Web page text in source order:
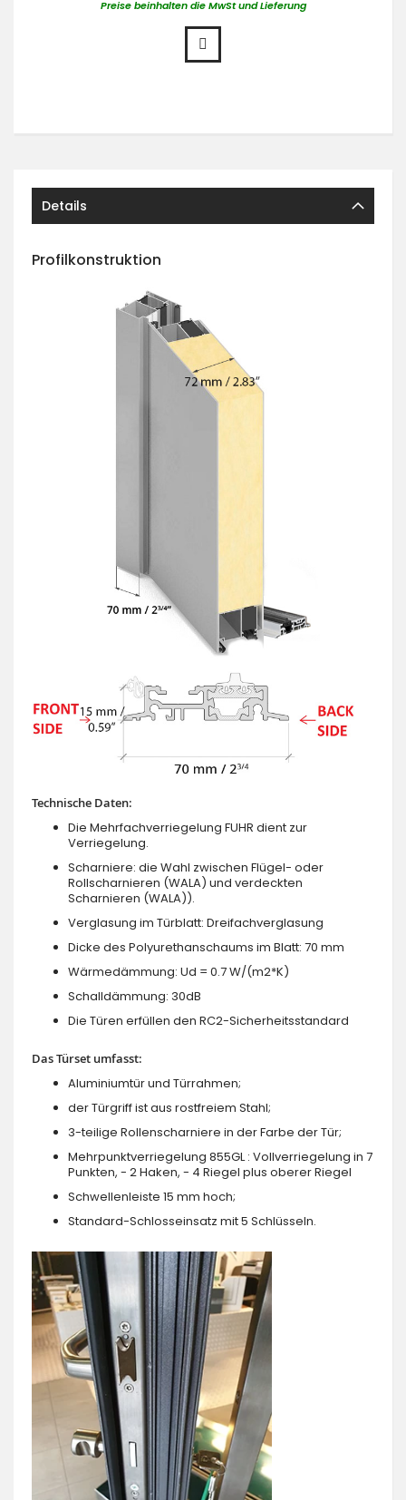
Preise beinhalten die MwSt und Lieferung
Details
Profilkonstruktion
Technische Daten:
Die Mehrfachverriegelung FUHR dient zur
Verriegelung.
Scharniere: die Wahl zwischen Flügel- oder
Rollscharnieren (WALA) und verdeckten
Scharnieren (WALA)).
Verglasung im Türblatt: Dreifachverglasung
Dicke des Polyurethanschaums im Blatt: 70 mm
Wärmedämmung: Ud = 0.7 W/(m2*K)
Schalldämmung: 30dB
Die Türen erfüllen den RC2-Sicherheitsstandard
Das Türset umfasst:
Aluminiumtür und Türrahmen;
der Türgriff ist aus rostfreiem Stahl;
3-teilige Rollenscharniere in der Farbe der Tür;
Mehrpunktverriegelung 855GL : Vollverriegelung in 7
Punkten, - 2 Haken, - 4 Riegel plus oberer Riegel
Schwellenleiste 15 mm hoch;
Standard-Schlosseinsatz mit 5 Schlüsseln.